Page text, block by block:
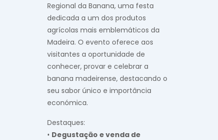
Regional da Banana, uma festa
dedicada a um dos produtos
agrícolas mais emblemáticos da
Madeira. O evento oferece aos
visitantes a oportunidade de
conhecer, provar e celebrar a
banana madeirense, destacando o
seu sabor único e importância
económica.
Destaques:
• Degustação e venda de